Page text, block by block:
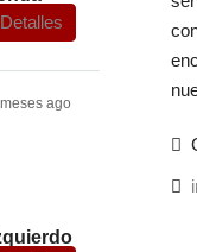
ago